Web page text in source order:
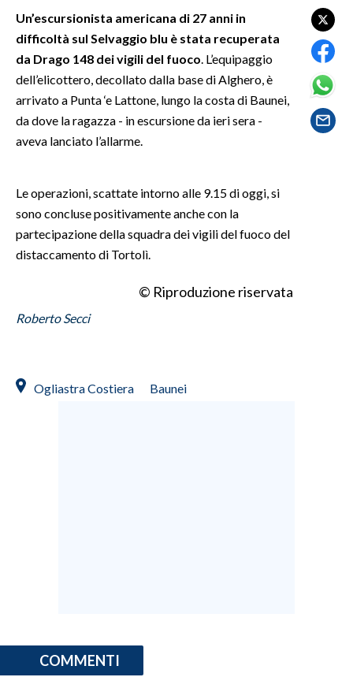
MOTORI
TENNIS
ALTRI SPORT
CULTURA
SPETTACOLI
SALUTE
SARDEGNA TURISMO
NOTIZIE
#CARAUNIONE
Un’escursionista americana di 27 anni in
difficoltà sul Selvaggio blu è stata recuperata
da Drago 148 dei vigili del fuoco . L’equipaggio
dell’elicottero, decollato dalla base di Alghero, è
arrivato a Punta ‘e Lattone, lungo la costa di Baunei,
da dove la ragazza - in escursione da ieri sera -
aveva lanciato l’allarme.
Le operazioni, scattate intorno alle 9.15 di oggi, si
sono concluse positivamente anche con la
partecipazione della squadra dei vigili del fuoco del
distaccamento di Tortolì.
© Riproduzione riservata
Roberto Secci
Ogliastra Costiera Baunei
COMMENTI